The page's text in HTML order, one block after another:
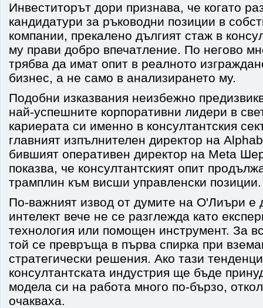
Инвеститорът дори признава, че когато
кандидатури за ръководни позиции в
компании, прекалено дългият стаж в
му прави добро впечатление. По негово
трябва да имат опит в реалното
бизнес, а не само в анализирането му.
Подобни изказвания неизбежно
най-успешните корпоративни лидери в
кариерата си именно в консултантския
главният изпълнителен директор на
бившият оперативен директор на Meta
показва, че консултантският опит
трамплин към висши управленски позиции.
По-важният извод от думите на О'Лиъри е
интелект вече не се разглежда като
технология или помощен инструмент. За
той се превръща в първа спирка при
стратегически решения. Ако тази
консултантската индустрия ще бъде
модела си на работа много по-бързо,
очакваха.